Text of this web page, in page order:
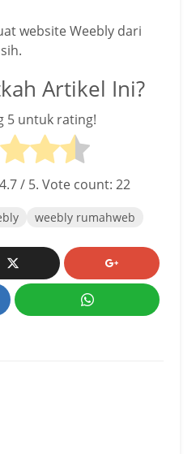
website Weebly dari
Artikel Ini?
5 untuk rating!
4.7/ 5. Vote count: 22
weebly rumahweb